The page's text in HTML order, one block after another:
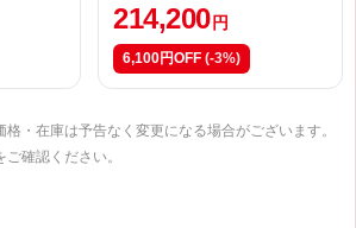
214,200 円
6,100円OFF (-3%)
・在庫は予告なく変更になる場合がございます。
確認ください。